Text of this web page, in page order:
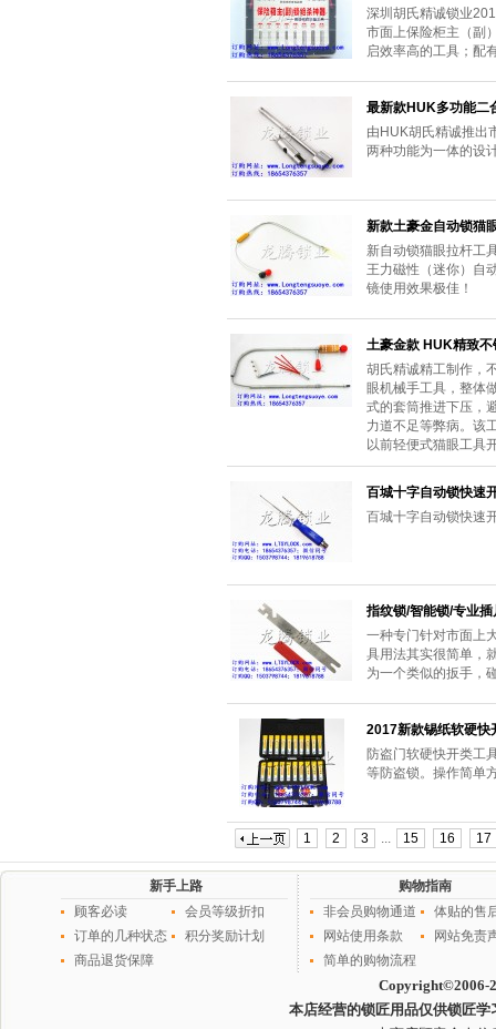
深圳胡氏精诚锁业
市面上保险柜主（副
启效率高的工具；配
最新款HUK多功能二
由HUK胡氏精诚推出
两种功能为一体的设
新款土豪金自动锁猫
新自动锁猫眼拉杆工
王力磁性（迷你）自
镜使用效果极佳！
土豪金款 HUK精致
胡氏精诚精工制作，
眼机械手工具，整体
式的套筒推进下压，
力道不足等弊病。该
以前轻便式猫眼工具
百城十字自动锁快速
百城十字自动锁快速
指纹锁/智能锁/专业
一种专门针对市面上
具用法其实很简单，
为一个类似的扳手，
2017新款锡纸软硬快
防盗门软硬快开类工
等防盗锁。操作简单
1 2 3 ... 15 16 17
新手上路
顾客必读
会员等级折扣
订单的几种状态
积分奖励计划
商品退货保障
购物指南
非会员购物通道
体贴的售
网站使用条款
网站免责
简单的购物流程
Copyright©2006-
本店经营的锁匠用品仅供锁匠